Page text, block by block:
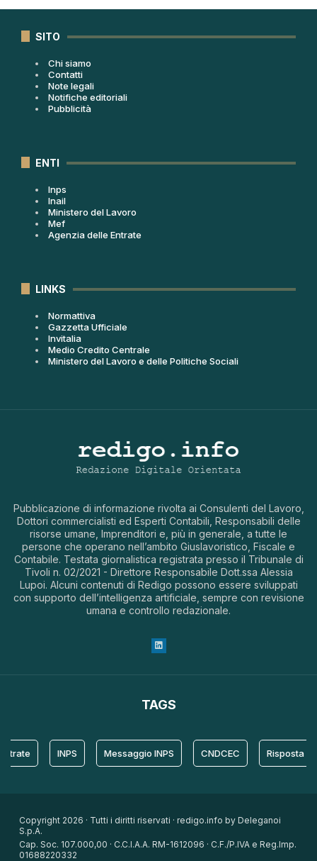
SITO
Chi siamo
Contatti
Note legali
Notifiche editoriali
Pubblicità
ENTI
Inps
Inail
Ministero del Lavoro
Mef
Agenzia delle Entrate
LINKS
Normattiva
Gazzetta Ufficiale
Invitalia
Medio Credito Centrale
Ministero del Lavoro e delle Politiche Sociali
Pubblicazione di informazione rivolta ai Consulenti del Lavoro,
Dottori commercialisti ed Esperti Contabili, Responsabili delle
risorse umane, Imprenditori e, più in generale, a tutte le
persone che operano nell’ambito Giuslavoristico, Fiscale e
Contabile. Testata giornalistica registrata presso il Tribunale di
Tivoli n. 02/2021 - Direttore Responsabile Dott.ssa Alessia
Lupoi. Alcuni contenuti di Redigo possono essere sviluppati
con supporto dell’intelligenza artificiale, sempre con revisione
umana e controllo redazionale.
TAGS
Messaggio INPS CNDCEC Risposta
Copyright 2026 · Tutti i diritti riservati · redigo.info by Deleganoi
S.p.A.
Cap. Soc. 107.000,00 · C.C.I.A.A. RM-1612096 · C.F./P.IVA e Reg.Imp.
01688220332